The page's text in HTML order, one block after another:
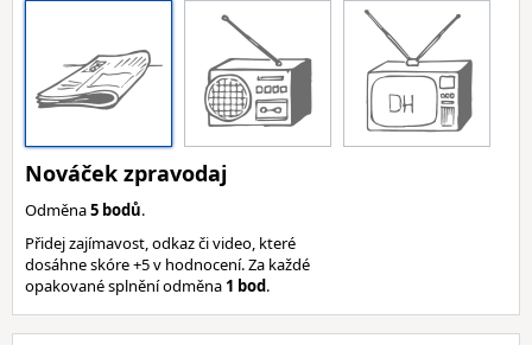
Nováček zpravodaj
Odměna5 bodů.
Přidej zajímavost, odkaz či video, které
dosáhne skóre +5 v hodnocení. Za každé
opakované splnění odměna 1 bod.